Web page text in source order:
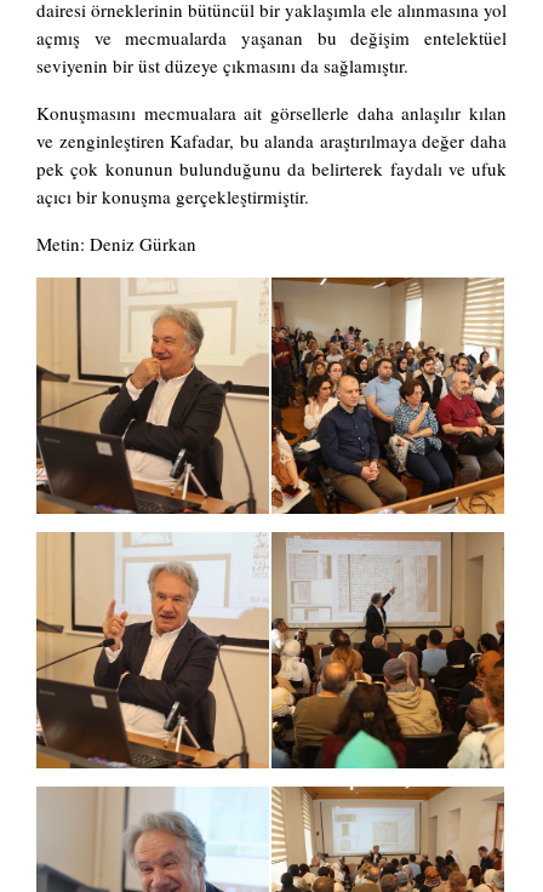
dairesi örneklerinin bütüncül bir yaklaşımla ele alınmasına yol
açmış ve mecmualarda yaşanan bu değişim entelektüel
seviyenin bir üst düzeye çıkmasını da sağlamıştır.
Konuşmasını mecmualara ait görsellerle daha anlaşılır kılan
ve zenginleştiren Kafadar, bu alanda araştırılmaya değer daha
pek çok konunun bulunduğunu da belirterek faydalı ve ufuk
açıcı bir konuşma gerçekleştirmiştir.
Metin: Deniz Gürkan